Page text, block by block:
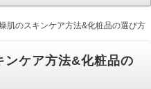
肌のスキンケア方法&化粧品の選び方
ンケア方法&化粧品の